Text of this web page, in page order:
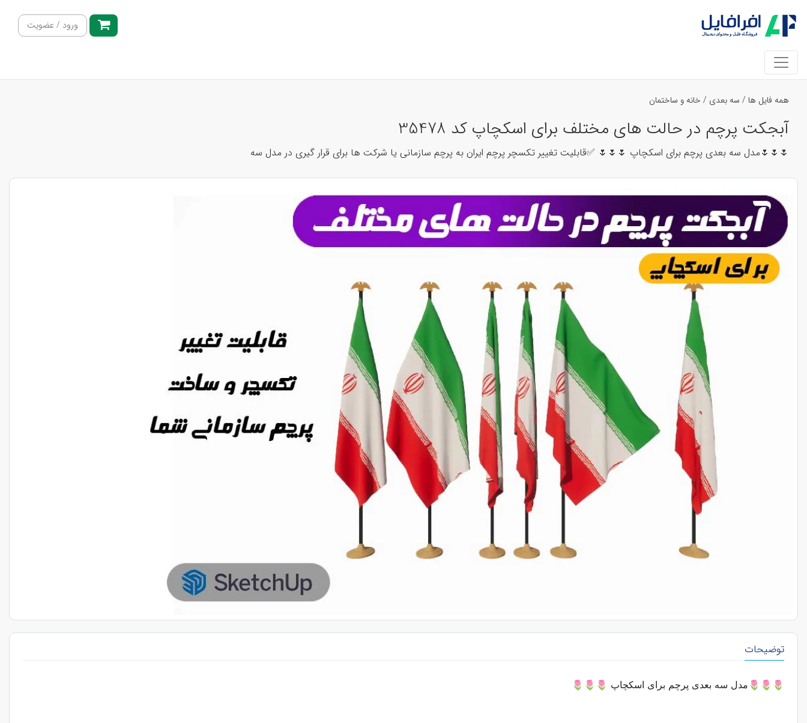
ورود / عضویت
همه فایل ها / سه بعدی / خانه و ساختمان
آبجکت پرچم در حالت های مختلف برای اسکچاپ کد 35478
🌷🌷🌷مدل سه بعدی پرچم برای اسکچاپ 🌷🌷🌷 ✅قابلیت تغییر تکسچر پرچم ایران به پرچم سازمانی یا شرکت ها برای قرار گیری در مدل سه
توضیحات
🌷🌷🌷مدل سه بعدی پرچم برای اسکچاپ 🌷🌷🌷